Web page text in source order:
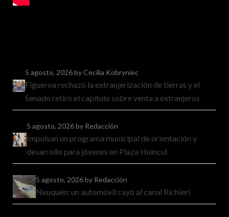
5 agosto, 2026by Cecilia Kobryniec
Figueroa rechazó la extranjerización de tierras y el
Senado retiró el capítulo sobre venta a extranjeros
5 agosto, 2026by Redacción
Impulsan un programa municipal de orientación y
desarrollo para jóvenes en Plaza Huincul
5 agosto, 2026by Redacción
Neuquén: un automóvil cayó al canal Richieri